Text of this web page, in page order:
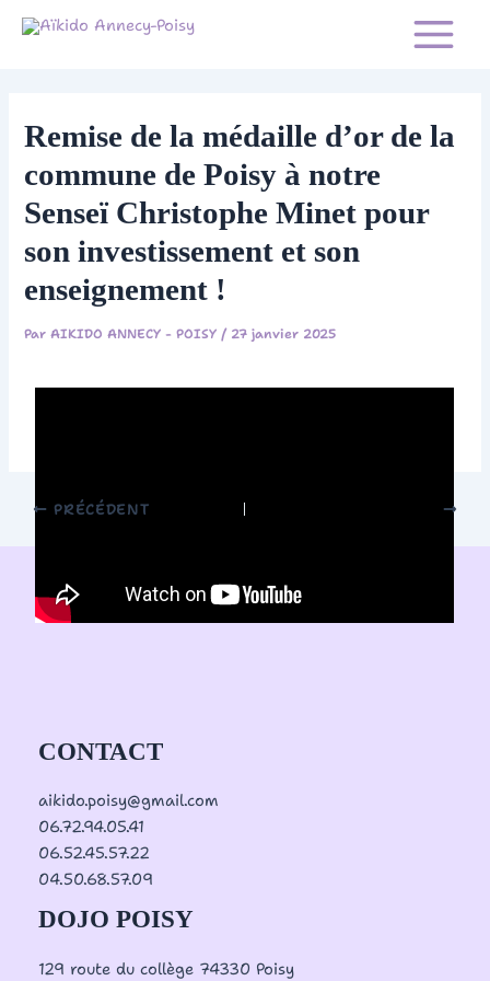
Aller
Main
Remise de la médaille d’or de la
commune de Poisy à notre
Senseï Christophe Minet pour
son investissement et son
enseignement !
ParAIKIDO ANNECY - POISY/ 27 janvier 2025
PRÉCÉDENT
CONTACT
aikido.poisy@gmail.com
06.72.94.05.41
06.52.45.57.22
04.50.68.57.09
DOJO POISY
129 route du collège 74330 Poisy